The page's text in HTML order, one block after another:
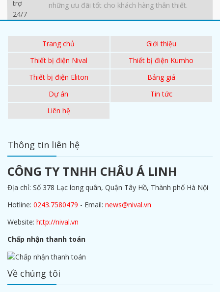
những ưu đãi tốt cho khách hàng thân thiết.
Trang chủ
Giới thiệu
Thiết bị điện Nival
Thiết bị điện Kumho
Thiết bị điện Eliton
Bảng giá
Dự án
Tin tức
Liên hệ
Thông tin liên hệ
CÔNG TY TNHH CHÂU Á LINH
Địa chỉ: Số 378 Lạc long quân, Quận Tây Hồ, Thành phố Hà Nội
Hotline: 0243.7580479 - Email: news@nival.vn
Website: http://nival.vn
Chấp nhận thanh toán
Về chúng tôi